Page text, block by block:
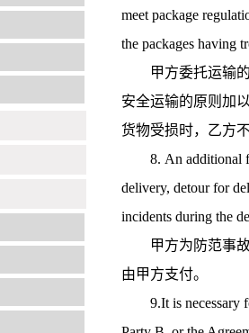
meet package
the packages having
甲方委托运输的
安全运输的原则加
货物受损时，乙方
8. An additional fee
delivery, detour for
incidents during the
甲方为防范事故
由甲方支付。
9.It is necessary